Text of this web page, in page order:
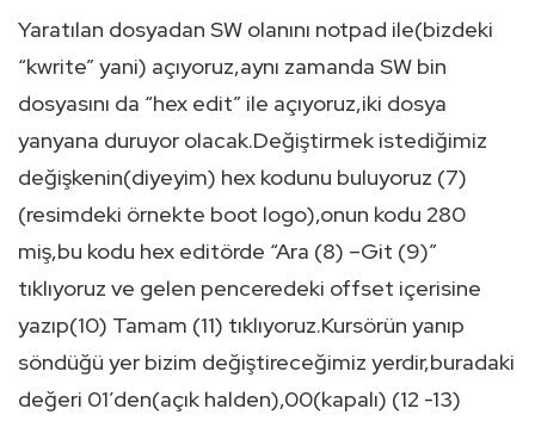
Yaratılan dosyadan SW olanını notpad ile(bizdeki
“kwrite” yani) açıyoruz,aynı zamanda SW bin
dosyasını da “hex edit” ile açıyoruz,iki dosya
yanyana duruyor olacak.Değiştirmek istediğimiz
değişkenin(diyeyim) hex kodunu buluyoruz (7)
(resimdeki örnekte boot logo),onun kodu 280
miş,bu kodu hex editörde “Ara (8) –Git (9)”
tıklıyoruz ve gelen penceredeki offset içerisine
yazıp(10) Tamam (11) tıklıyoruz.Kursörün yanıp
söndüğü yer bizim değiştireceğimiz yerdir,buradaki
değeri 01’den(açık halden),00(kapalı) (12 -13)